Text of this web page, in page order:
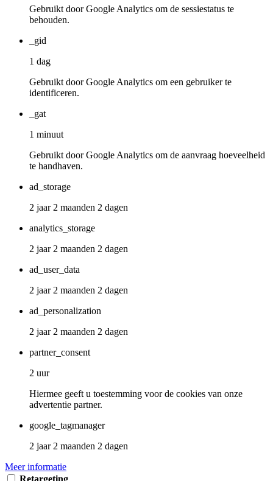
Gebruikt door Google Analytics om de sessiestatus te
behouden.
_gid
1 dag
Gebruikt door Google Analytics om een gebruiker te
identificeren.
_gat
1 minuut
Gebruikt door Google Analytics om de aanvraag hoeveelheid
te handhaven.
ad_storage
2 jaar 2 maanden 2 dagen
analytics_storage
2 jaar 2 maanden 2 dagen
ad_user_data
2 jaar 2 maanden 2 dagen
ad_personalization
2 jaar 2 maanden 2 dagen
partner_consent
2 uur
Hiermee geeft u toestemming voor de cookies van onze
advertentie partner.
google_tagmanager
2 jaar 2 maanden 2 dagen
Meer informatie
Retargeting